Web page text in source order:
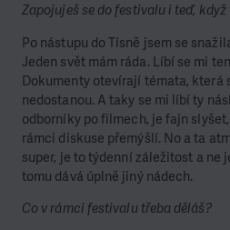
Zapojuješ se do festivalu i teď,
Po nástupu do Tísně jsem se
Jeden svět mám ráda. Líbí se mi
Dokumenty otevírají témata, která
nedostanou. A taky se mi líbí ty
odborníky po filmech, je fajn
rámci diskuse přemýšlí. No a ta
super, je to týdenní záležitost a ne
tomu dává úplně jiný nádech.
Co v rámci festivalu třeba děláš?